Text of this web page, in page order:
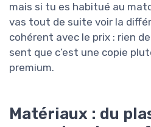
mais si tu es habitué au
vas tout de suite voir la
cohérent avec le prix : rien
sent que c’est une copie
premium.
Matériaux : du